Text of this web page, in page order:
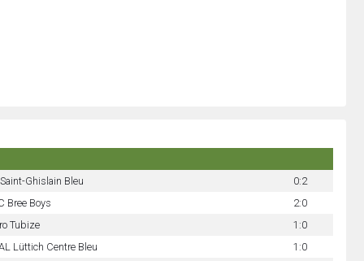
Ghislain Bleu
0:2
Bree Boys
2:0
Tubize
1:0
Lüttich Centre Bleu
1:0